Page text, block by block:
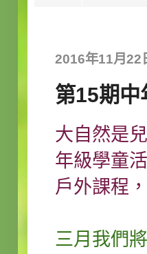
2016年11月22
第15期中
大自然是
年級學童
戶外課程
三月我們